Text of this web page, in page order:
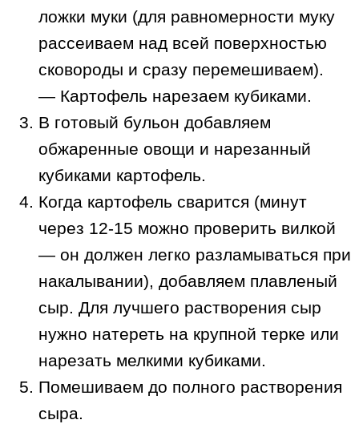
ложки муки (для равномерности муку
рассеиваем над всей поверхностью
сковороды и сразу перемешиваем).
— Картофель нарезаем кубиками.
В готовый бульон добавляем
обжаренные овощи и нарезанный
кубиками картофель.
Когда картофель сварится (минут
через 12-15 можно проверить вилкой
— он должен легко разламываться при
накалывании), добавляем плавленый
сыр. Для лучшего растворения сыр
нужно натереть на крупной терке или
нарезать мелкими кубиками.
Помешиваем до полного растворения
сыра.